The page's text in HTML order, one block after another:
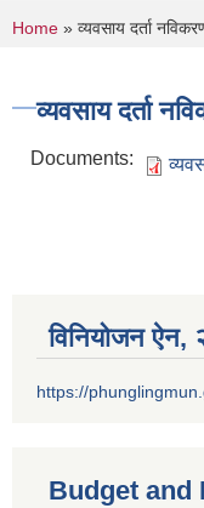
You are
Home » व्यवसाय दर्ता
व्यवसाय दर्ता
Documents:
विनियोजन ऐन‚
https://
Budget and